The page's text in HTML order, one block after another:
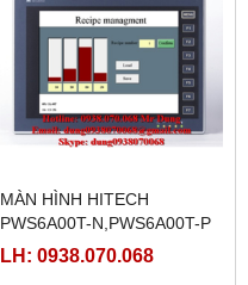
MÀN HÌNH HITECH
PWS6A00T-N,PWS6A00T-P
LH: 0938.070.068